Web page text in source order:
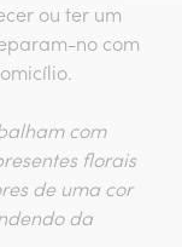
ou ter um
no com
com
florais
de uma cor
da